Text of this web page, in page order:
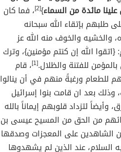
مائدة من السماء}
[2] ، فما كان
طلبهم بإتقاء الله سبحانه
والخشيه والخوف منه الله عز
الله إن كنتم مؤمنين}، وترك
للفتنة والظلال.[1] ، قام
للطعام ورغبةً منهم في أن ينالوا
وذلك بعد ان قامت بنوا إسرائيل
لتزداد قلوبهم إيماناً بالله
من الحق من المسيح عيسى بن
الشاهدين على المعجزات وصدقها
السلام، عند الذين لم يشهدوها